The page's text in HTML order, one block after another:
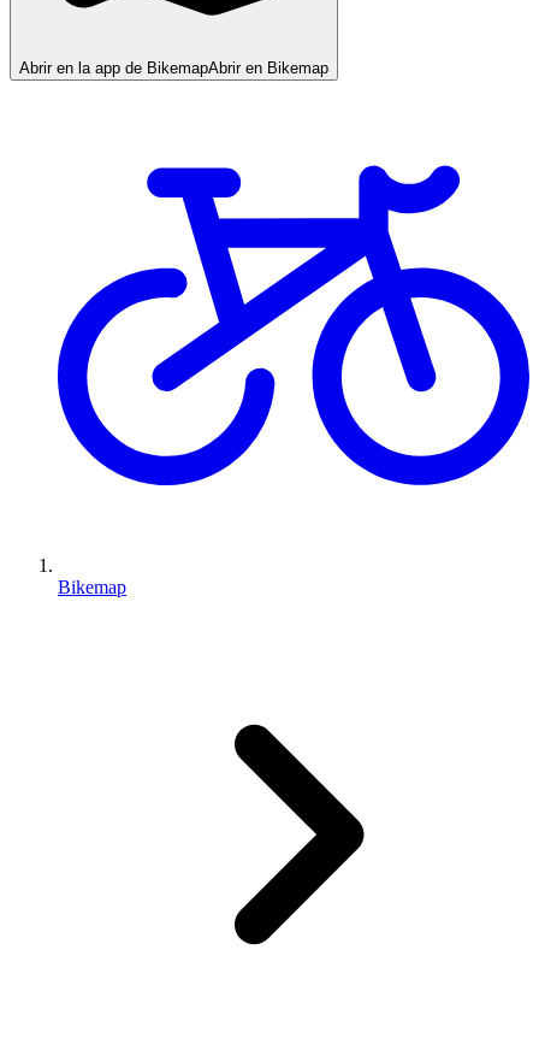
Abrir en la app de BikemapAbrir en Bikemap
Bikemap